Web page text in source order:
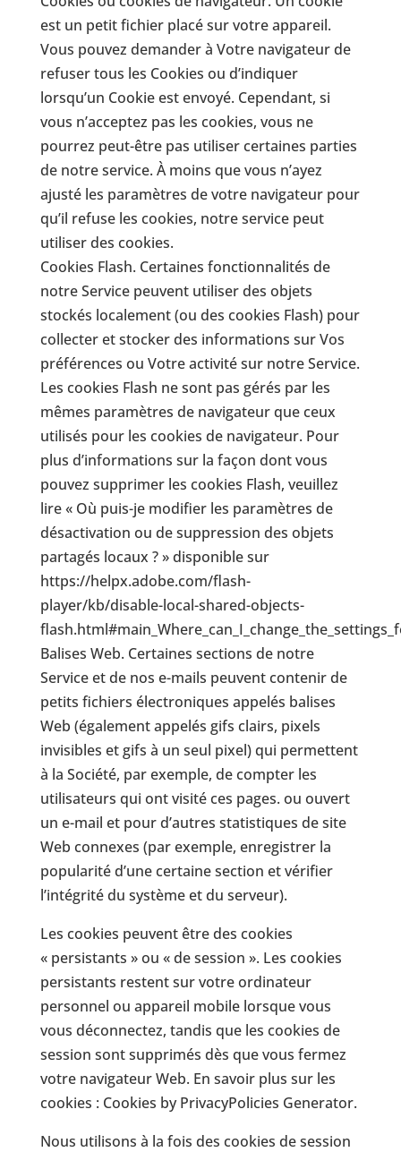
est un petit fichier placé sur votre appareil.
Vous pouvez demander à Votre navigateur de
refuser tous les Cookies ou d’indiquer
lorsqu’un Cookie est envoyé. Cependant, si
vous n’acceptez pas les cookies, vous ne
pourrez peut-être pas utiliser certaines parties
de notre service. À moins que vous n’ayez
ajusté les paramètres de votre navigateur pour
qu’il refuse les cookies, notre service peut
utiliser des cookies.
Cookies Flash. Certaines fonctionnalités de
notre Service peuvent utiliser des objets
stockés localement (ou des cookies Flash) pour
collecter et stocker des informations sur Vos
préférences ou Votre activité sur notre Service.
Les cookies Flash ne sont pas gérés par les
mêmes paramètres de navigateur que ceux
utilisés pour les cookies de navigateur. Pour
plus d’informations sur la façon dont vous
pouvez supprimer les cookies Flash, veuillez
lire « Où puis-je modifier les paramètres de
désactivation ou de suppression des objets
partagés locaux ? » disponible sur
https://helpx.adobe.com/flash-
player/kb/disable-local-shared-objects-
Balises Web. Certaines sections de notre
Service et de nos e-mails peuvent contenir de
petits fichiers électroniques appelés balises
Web (également appelés gifs clairs, pixels
invisibles et gifs à un seul pixel) qui permettent
à la Société, par exemple, de compter les
utilisateurs qui ont visité ces pages. ou ouvert
un e-mail et pour d’autres statistiques de site
Web connexes (par exemple, enregistrer la
popularité d’une certaine section et vérifier
l’intégrité du système et du serveur).
Les cookies peuvent être des cookies
« persistants » ou « de session ». Les cookies
persistants restent sur votre ordinateur
personnel ou appareil mobile lorsque vous
vous déconnectez, tandis que les cookies de
session sont supprimés dès que vous fermez
votre navigateur Web. En savoir plus sur les
cookies : Cookies by PrivacyPolicies Generator.
Nous utilisons à la fois des cookies de session